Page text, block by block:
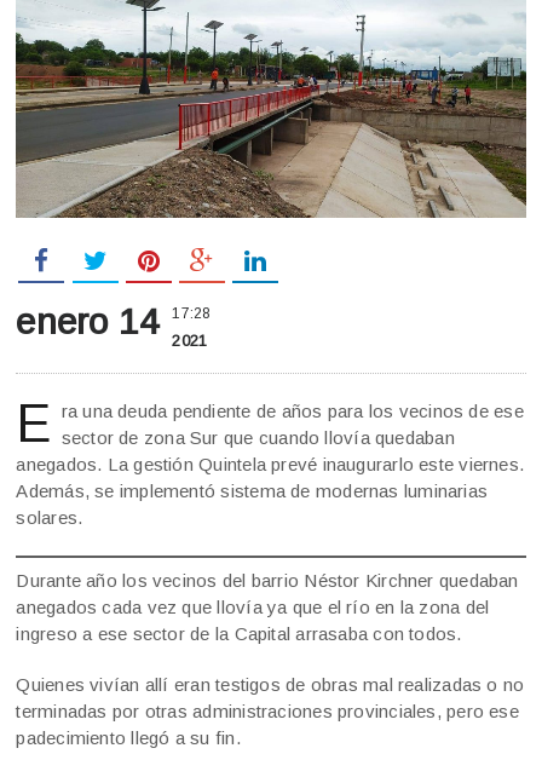
enero 14 17:28
2021
E ra una deuda pendiente de años para los vecinos de ese
sector de zona Sur que cuando llovía quedaban
anegados. La gestión Quintela prevé inaugurarlo este viernes.
Además, se implementó sistema de modernas luminarias
solares.
Durante año los vecinos del barrio Néstor Kirchner quedaban
anegados cada vez que llovía ya que el río en la zona del
ingreso a ese sector de la Capital arrasaba con todos.
Quienes vivían allí eran testigos de obras mal realizadas o no
terminadas por otras administraciones provinciales, pero ese
padecimiento llegó a su fin.